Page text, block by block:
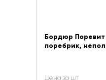
Бордюр Поревит
поребрик,
Цена за шт